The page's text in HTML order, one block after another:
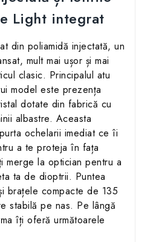
Light integrat
din poliamidă injectată, un
mult mai ușor și mai
clasic. Principalul atu
model este prezența
dotate din fabrică cu
albastre. Aceasta
ochelarii imediat ce îi
a te proteja în fața
merge la optician pentru a
ta de dioptrii. Puntea
brațele compacte de 135
stabilă pe nas. Pe lângă
îți oferă următoarele